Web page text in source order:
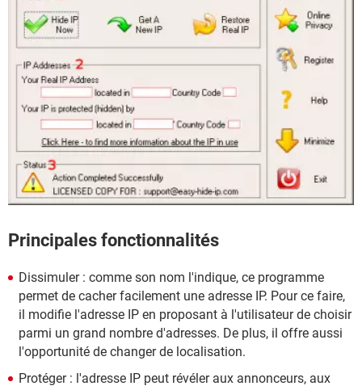
Principales fonctionnalités
Dissimuler : comme son nom l'indique, ce programme
permet de cacher facilement une adresse IP. Pour ce faire,
il modifie l'adresse IP en proposant à l'utilisateur de choisir
parmi un grand nombre d'adresses. De plus, il offre aussi
l'opportunité de changer de localisation.
Protéger : l'adresse IP peut révéler aux annonceurs, aux